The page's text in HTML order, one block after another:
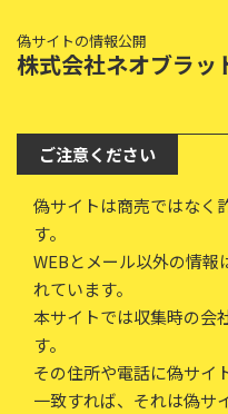
偽サイトの情報公開
株式会社ネオブラッ
ご注意ください
偽サイトは商売ではなく
す。
WEBとメール以外の情報
れています。
本サイトでは収集時の会
す。
その住所や電話に偽サイ
一致すれば、それは偽サ